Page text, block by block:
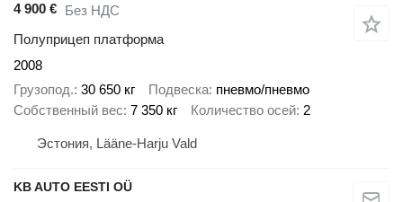
4 900 € Без НДС
Полуприцеп платформа
2008
Грузопод. 30 650 кг Подвеска пневмо/пневмо
Собственный вес 7 350 кг Количество осей 2
Эстония, Lääne-Harju Vald
KB AUTO EESTI OÜ